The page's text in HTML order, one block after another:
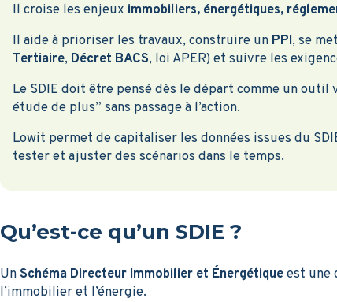
Il croise les enjeux immobiliers, énergétiques,
Il aide à prioriser les travaux, construire un PPI, se
Tertiaire, Décret BACS, loi APER) et suivre les
Le SDIE doit être pensé dès le départ comme un
étude de plus” sans passage à l’action.
Lowit permet de capitaliser les données issues du
tester et ajuster des scénarios dans le temps.
Qu’est-ce qu’un SDIE ?
UnSchéma Directeur Immobilier et Énergétiqueest une
l’immobilier et l’énergie.